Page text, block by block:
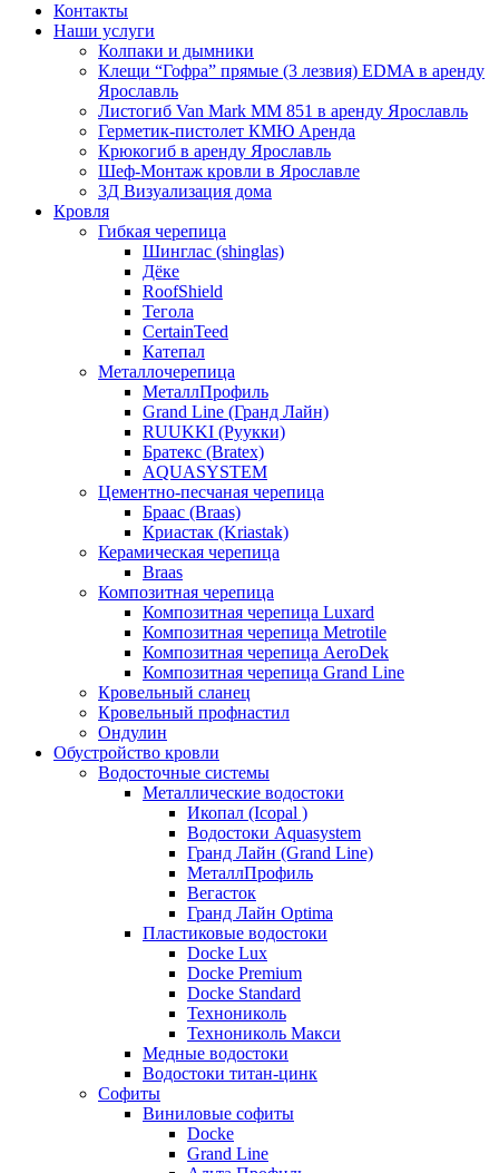
Контакты
Наши услуги
Колпаки и дымники
Клещи “Гофра” прямые (3 лезвия) EDMA в аренду
Ярославль
Листогиб Van Mark MM 851 в аренду Ярославль
Герметик-пистолет КМЮ Аренда
Крюкогиб в аренду Ярославль
Шеф-Монтаж кровли в Ярославле
3Д Визуализация дома
Кровля
Гибкая черепица
Шинглас (shinglas)
Дёке
RoofShield
Тегола
CertainTeed
Катепал
Металлочерепица
МеталлПрофиль
Grand Line (Гранд Лайн)
RUUKKI (Руукки)
Братекс (Bratex)
AQUASYSTEM
Цементно-песчаная черепица
Браас (Braas)
Криастак (Kriastak)
Керамическая черепица
Braas
Композитная черепица
Композитная черепица Luxard
Композитная черепица Metrotile
Композитная черепица AeroDek
Композитная черепица Grand Line
Кровельный сланец
Кровельный профнастил
Ондулин
Обустройство кровли
Водосточные системы
Металлические водостоки
Икопал (Icopal )
Водостоки Aquasystem
Гранд Лайн (Grand Line)
МеталлПрофиль
Вегасток
Гранд Лайн Optima
Пластиковые водостоки
Docke Lux
Docke Premium
Docke Standard
Технониколь
Технониколь Макси
Медные водостоки
Водостоки титан-цинк
Софиты
Виниловые софиты
Docke
Grand Line